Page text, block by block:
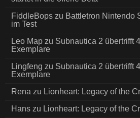
FiddleBops zu Battletron Nintendo
im Test
Leo Map zu Subnautica 2 übertrifft
Exemplare
Lingfeng zu Subnautica 2 übertrifft
Exemplare
Rena zu Lionheart: Legacy of the
Hans zu Lionheart: Legacy of the